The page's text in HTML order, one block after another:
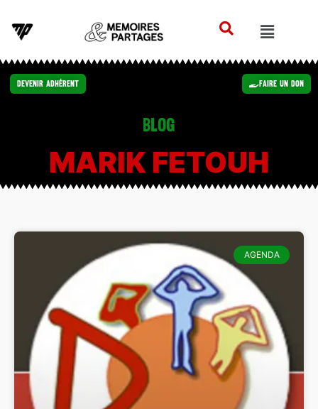
Devenir Adhérent Faire un Don
Blog
MARIK FETOUH
AGENDA